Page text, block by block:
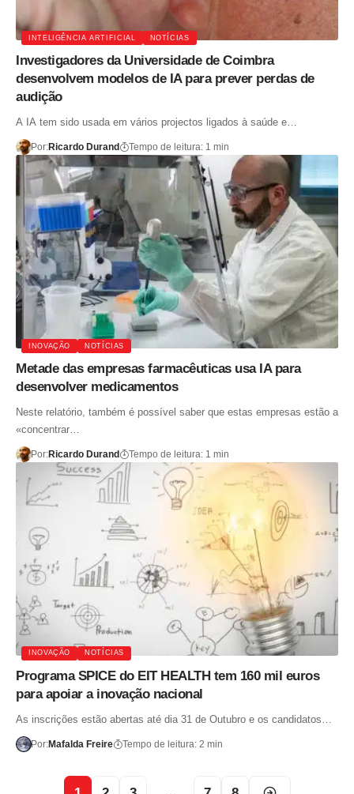
INTELIGÊNCIA ARTIFICIAL NOTÍCIAS
Investigadores da Universidade de Coimbra
desenvolvem modelos de IA para prever perdas de
audição
A IA tem sido usada em vários projectos ligados à saúde e…
Por:Ricardo Durand Tempo de leitura: 1 min
INOVAÇÃO NOTÍCIAS
Metade das empresas farmacêuticas usa IA para
desenvolver medicamentos
Neste relatório, também é possível saber que estas empresas estão a
«concentrar…
Por:Ricardo Durand Tempo de leitura: 1 min
INOVAÇÃO NOTÍCIAS
Programa SPICE do EIT HEALTH tem 160 mil euros
para apoiar a inovação nacional
As inscrições estão abertas até dia 31 de Outubro e os candidatos…
Por:Mafalda Freire Tempo de leitura: 2 min